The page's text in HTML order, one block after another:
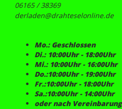
06165 / 38369
derladen@drahteselonline.de
Mo.: Geschlossen
Di.: 10:00Uhr - 18:00Uhr
Mi.: 10:00Uhr - 16:00Uhr
Do.:10:00Uhr - 19:00Uhr
Fr.:10:00Uhr - 18:00Uhr
Sa.:10:00Uhr - 14:00Uhr
oder nach Vereinbarung